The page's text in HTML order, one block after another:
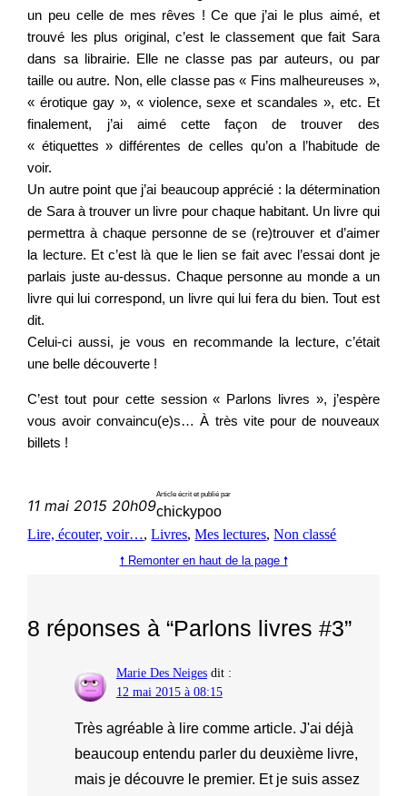
un peu celle de mes rêves ! Ce que j’ai le plus aimé, et
trouvé les plus original, c’est le classement que fait Sara
dans sa librairie. Elle ne classe pas par auteurs, ou par
taille ou autre. Non, elle classe pas « Fins malheureuses »,
« érotique gay », « violence, sexe et scandales », etc. Et
finalement, j’ai aimé cette façon de trouver des
« étiquettes » différentes de celles qu’on a l’habitude de
voir.
Un autre point que j’ai beaucoup apprécié : la détermination
de Sara à trouver un livre pour chaque habitant. Un livre qui
permettra à chaque personne de se (re)trouver et d’aimer
la lecture. Et c’est là que le lien se fait avec l’essai dont je
parlais juste au-dessus. Chaque personne au monde a un
livre qui lui correspond, un livre qui lui fera du bien. Tout est
dit.
Celui-ci aussi, je vous en recommande la lecture, c’était
une belle découverte !
C’est tout pour cette session « Parlons livres », j’espère
vous avoir convaincu(e)s… À très vite pour de nouveaux
billets !
11 mai 2015 20h09
Article écrit et publié par
chickypoo
Lire, écouter, voir…, Livres, Mes lectures, Non classé
🠕 Remonter en haut de la page 🠕
8 réponses à “Parlons livres #3”
Marie Des Neiges dit :
12 mai 2015 à 08:15
Très agréable à lire comme article. J'ai déjà
beaucoup entendu parler du deuxième livre,
mais je découvre le premier. Et je suis assez